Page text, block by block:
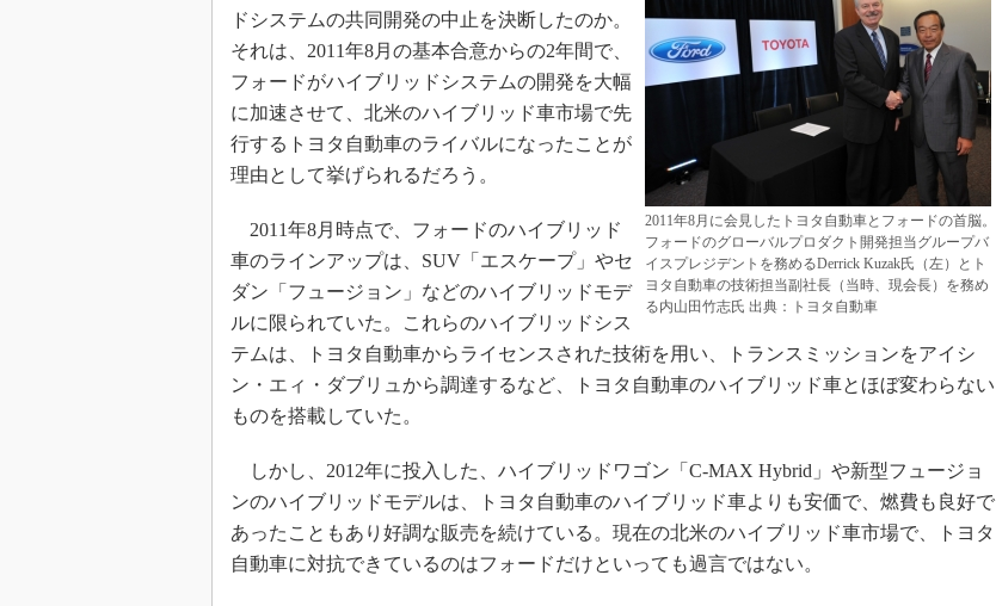
2011年8月に会見したトヨタ自動車とフォードの首脳。
フォードのグローバルプロダクト開発担当グループバ
イスプレジデントを務めるDerrick Kuzak氏（左）とト
ヨタ自動車の技術担当副社長（当時、現会長）を務め
る内山田竹志氏 出典：トヨタ自動車
ドシステムの共同開発の中止を決断したのか。
それは、2011年8月の基本合意からの2年間で、
フォードがハイブリッドシステムの開発を大幅
に加速させて、北米のハイブリッド車市場で先
行するトヨタ自動車のライバルになったことが
理由として挙げられるだろう。
2011年8月時点で、フォードのハイブリッド
車のラインアップは、SUV「エスケープ」やセ
ダン「フュージョン」などのハイブリッドモデ
ルに限られていた。これらのハイブリッドシス
テムは、トヨタ自動車からライセンスされた技術を用い、トランスミッションをアイシ
ン・エィ・ダブリュから調達するなど、トヨタ自動車のハイブリッド車とほぼ変わらない
ものを搭載していた。
しかし、2012年に投入した、ハイブリッドワゴン「C-MAX Hybrid」や新型フュージョ
ンのハイブリッドモデルは、トヨタ自動車のハイブリッド車よりも安価で、燃費も良好で
あったこともあり好調な販売を続けている。現在の北米のハイブリッド車市場で、トヨタ
自動車に対抗できているのはフォードだけといっても過言ではない。